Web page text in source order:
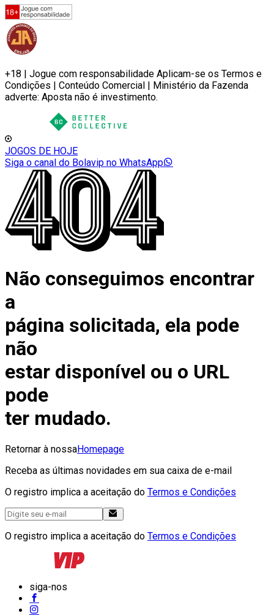
+18 | Jogue com responsabilidade Aplicam-se os Termos e
Condições | Conteúdo Comercial | Ministério da Fazenda
adverte: Aposta não é investimento.
JOGOS DE HOJE
Siga o canal do Bolavip no WhatsApp
Não conseguimos encontrar
a
página solicitada, ela pode
não
estar disponível ou o URL
pode
ter mudado.
Retornar à nossaHomepage
Receba as últimas novidades em sua caixa de e-mail
O registro implica a aceitação do Termos e Condições
O registro implica a aceitação do Termos e Condições
siga-nos